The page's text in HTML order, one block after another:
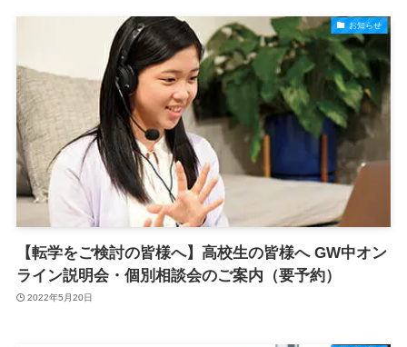
お知らせ
【転学をご検討の皆様へ】高校生の皆様へ GW中オン
ライン説明会・個別相談会のご案内（要予約）
2022年5月20日